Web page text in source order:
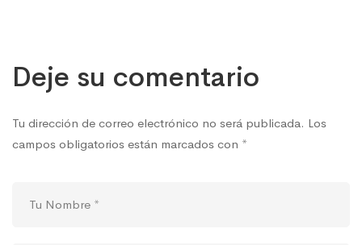
Deje su comentario
Tu dirección de correo electrónico no será publicada. Los
campos obligatorios están marcados con *